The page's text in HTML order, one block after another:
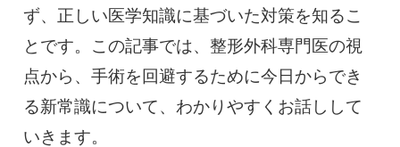
ず、正しい医学知識に基づいた対策を知るこ
とです。この記事では、整形外科専門医の視
点から、手術を回避するために今日からでき
る新常識について、わかりやすくお話しして
いきます。